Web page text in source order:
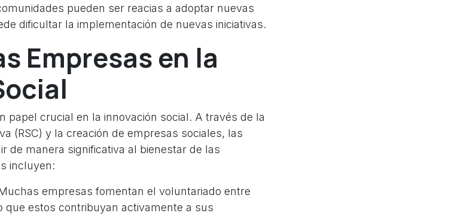
pueden ser reacias a adoptar nuevas
dificultar la implementación de nuevas iniciativas.
Empresas en la
papel crucial en la innovación social. A través de la
(RSC) y la creación de empresas sociales, las
de manera significativa al bienestar de las
incluyen:
empresas fomentan el voluntariado entre
que estos contribuyan activamente a sus